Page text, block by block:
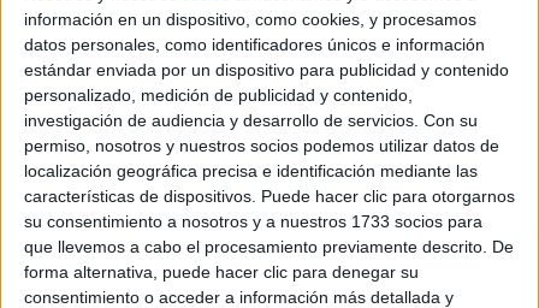
información en un dispositivo, como cookies, y procesamos
datos personales, como identificadores únicos e información
estándar enviada por un dispositivo para publicidad y contenido
personalizado, medición de publicidad y contenido,
investigación de audiencia y desarrollo de servicios. Con su
permiso, nosotros y nuestros socios podemos utilizar datos de
localización geográfica precisa e identificación mediante las
características de dispositivos. Puede hacer clic para otorgarnos
su consentimiento a nosotros y a nuestros 1733 socios para
que llevemos a cabo el procesamiento previamente descrito. De
forma alternativa, puede hacer clic para denegar su
consentimiento o acceder a información más detallada y
Comunidad:
Castilla La Mancha
Año del examen:
2013
Mes de examen:
Septiembre
Asignatura:
Dibujo Técnico II
Fichero Examen:
examen-selectividad-dibujo-tecnico-ii-castilla-mancha-2013-
septiembre.pdf